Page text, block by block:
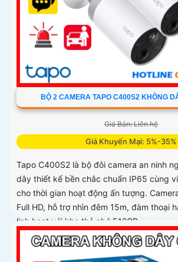
BỘ 2 CAMERA TAPO C400S2 KHÔNG
Giá Bán: Liên hệ
Giá Khuyến Mại: 5%-35%
Tapo C400S2 là bộ đôi camera an ninh
dây thiết kế bền chắc chuẩn IP65 cùng
cho thời gian hoạt động ấn tượng.
Full HD, hỗ trợ nhìn đêm 15m, đàm thoại
linh hoạt với khe thẻ nhớ 512GB